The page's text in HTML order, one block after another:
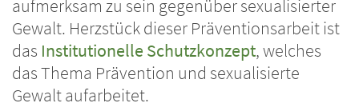
aufmerksam zu sein gegenüber sexualisierter
Gewalt. Herzstück dieser Präventionsarbeit ist
das Institutionelle Schutzkonzept, welches
das Thema Prävention und sexualisierte
Gewalt aufarbeitet.